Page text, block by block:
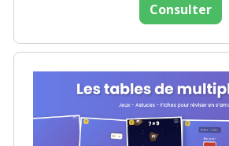
Consulter